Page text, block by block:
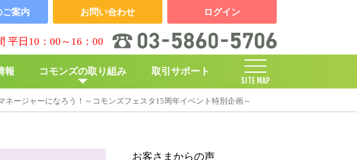
報 コモンズの取り組み
▶︎ 寄付のしくみ
取引サポート
SITE MAP
ご案内 お問い合わせ ログイン
平日10：00～16：00
ネージャーになろう！～コモンズフェスタ15周年イベント特別企画～
お客さまからの声